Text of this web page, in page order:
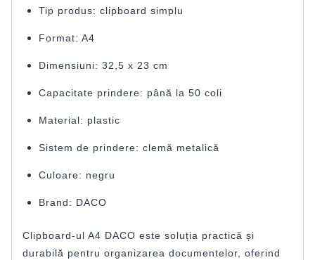
Tip produs: clipboard simplu
Format: A4
Dimensiuni: 32,5 x 23 cm
Capacitate prindere: până la 50 coli
Material: plastic
Sistem de prindere: clemă metalică
Culoare: negru
Brand: DACO
Clipboard-ul A4 DACO este soluția practică și
durabilă pentru organizarea documentelor, oferind